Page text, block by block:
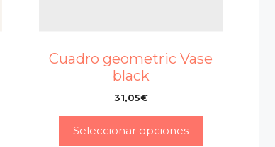
Cuadro geometric Vase
black
31,05€
Seleccionar opciones